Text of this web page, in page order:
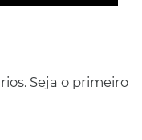
Seja o primeiro